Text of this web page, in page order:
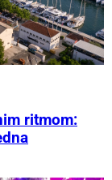
ritmom: